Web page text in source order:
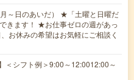
～日のあいだ） ★「土曜と日曜だ
きます！ ★お仕事ゼロの週があっ
お休みの希望はお気軽にご相談く
＜シフト例＞9:00～12:0012:00～